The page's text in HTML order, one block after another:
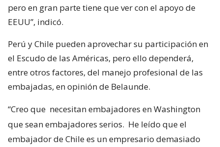
pero en gran parte tiene que ver con el apoyo de
EEUU”, indicó.
Perú y Chile pueden aprovechar su participación en
el Escudo de las Américas, pero ello dependerá,
entre otros factores, del manejo profesional de las
embajadas, en opinión de Belaunde.
“Creo que necesitan embajadores en Washington
que sean embajadores serios. He leído que el
embajador de Chile es un empresario demasiado